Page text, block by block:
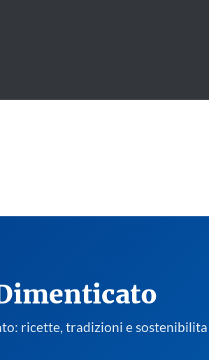
ricette, tradizioni e sostenibilita